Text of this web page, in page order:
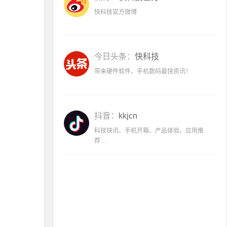
快科技官方微博
今日头条： 快科技
带来硬件软件、手机数码最快资讯！
抖音： kkjcn
科技快讯、手机开箱、产品体验、应用推
荐...